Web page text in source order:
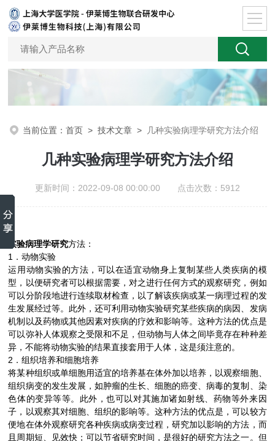
当前位置：首页 >技术文章 > 几种实验病理学研究方法介绍
几种实验病理学研究方法介绍
更新时间：2022-09-08 00:00:00 点击次数：5912
实验病理学研究方法：
1．动物实验
运用动物实验的方法，可以在适宜动物身上复制某些人类疾病的模
型，以便研究者可以根据需要，对之进行任何方式的观察研究，例如
可以分阶段地进行连续取材检查，以了解该疾病或某一病理过程的发
生发展经过等。此外，还可利用动物实验研究某些疾病的病因、发病
机制以及药物或其他因素对疾病的疗效和影响等。这种方法的优点是
可以弥补人体观察之受限和不足，但动物与人体之间毕竟存在种种差
异，不能将动物实验的结果直接套用于人体，这是须注意的。
2．组织培养和细胞培养
将某种组织或单细胞用适宜的培养基在体外加以培养，以观察细胞、
组织病变的发生发展，如肿瘤的生长、细胞的癌变、病毒的复制、染
色体的变异等等。此外，也可以对其施加诸如射线、药物等外来因
子，以观察其对细胞、组织的影响等。这种方法的优点是，可以较方
便地在体外观察研究各种疾病或病变过程，研究加以影响的方法，而
且周期短、见效快；可以节省研究时间，是很好的研究方法之一。但